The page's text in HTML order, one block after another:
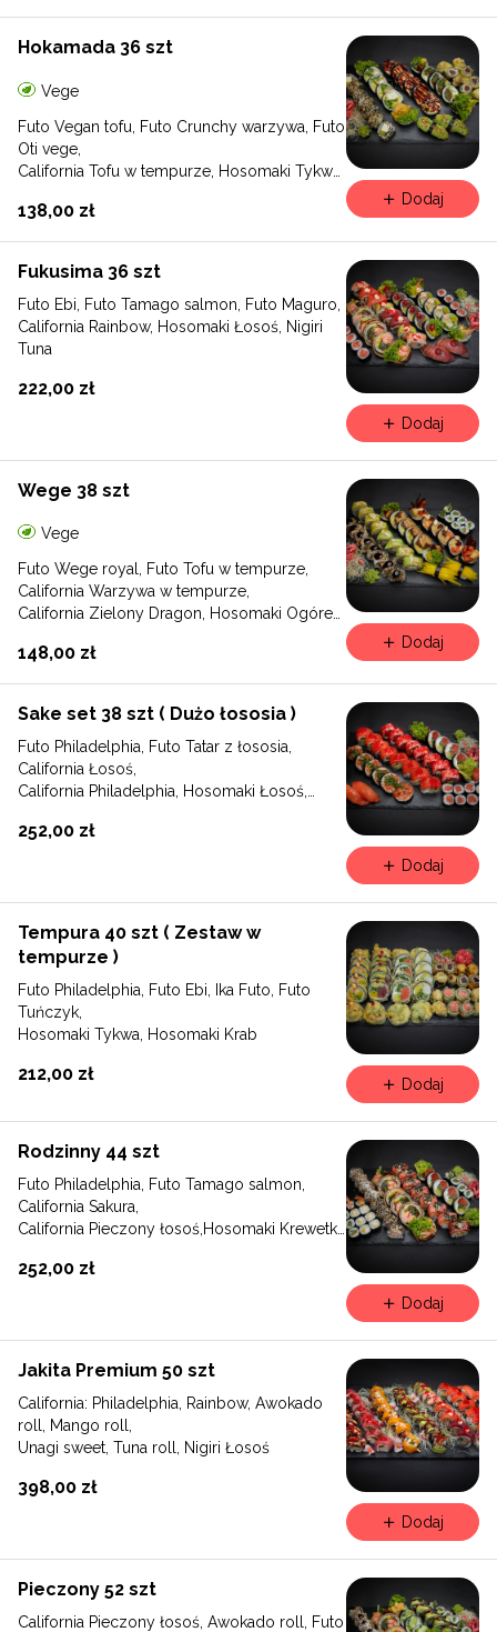
Hokamada 36 szt
Vege
Futo Vegan tofu, Futo Crunchy warzywa, Futo
Oti vege,
California Tofu w tempurze, Hosomaki Tykwa
138,00 zł
Dodaj
Fukusima 36 szt
Futo Ebi, Futo Tamago salmon, Futo Maguro,
California Rainbow, Hosomaki Łosoś, Nigiri
Tuna
222,00 zł
Dodaj
Wege 38 szt
Vege
Futo Wege royal, Futo Tofu w tempurze,
California Warzywa w tempurze,
California Zielony Dragon, Hosomaki Ogórek,
148,00 zł
Dodaj
Sake set 38 szt ( Dużo łososia )
Futo Philadelphia, Futo Tatar z łososia,
California Łosoś,
California Philadelphia, Hosomaki Łosoś,
252,00 zł
Dodaj
Tempura 40 szt ( Zestaw w
tempurze )
Futo Philadelphia, Futo Ebi, Ika Futo, Futo
Tuńczyk,
Hosomaki Tykwa, Hosomaki Krab
212,00 zł Dodaj
Rodzinny 44 szt
Futo Philadelphia, Futo Tamago salmon,
California Sakura,
California Pieczony łosoś,Hosomaki Krewetka
252,00 zł
Dodaj
Jakita Premium 50 szt
California: Philadelphia, Rainbow, Awokado
roll, Mango roll,
Unagi sweet, Tuna roll, Nigiri Łosoś
398,00 zł
Dodaj
Pieczony 52 szt
California Pieczony łosoś, Awokado roll, Futo